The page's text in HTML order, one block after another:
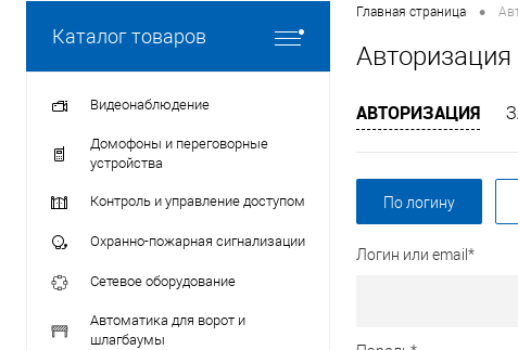
Каталог товаров
Видеонаблюдение
Домофоны и переговорные
устройства
Контроль и управление доступом
Охранно-пожарная сигнализации
Сетевое оборудование
Автоматика для ворот и
шлагбаумы
Главная страница •
Авторизация
АВТОРИЗАЦИЯ
По логину
Логин или email*